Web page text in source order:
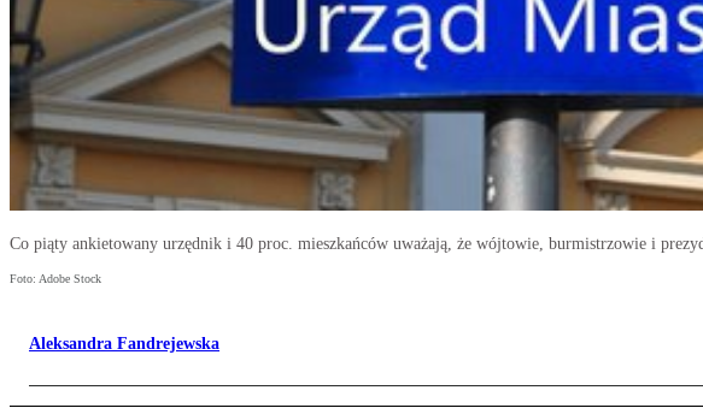
Co piąty ankietowany urzędnik i 40 proc. mieszkańców uważają, że wójtowie, burmistrzowie i
Foto: Adobe Stock
Aleksandra Fandrejewska